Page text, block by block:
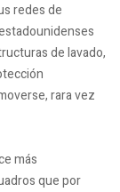
redes de
de lavado,
rara vez
más
que por